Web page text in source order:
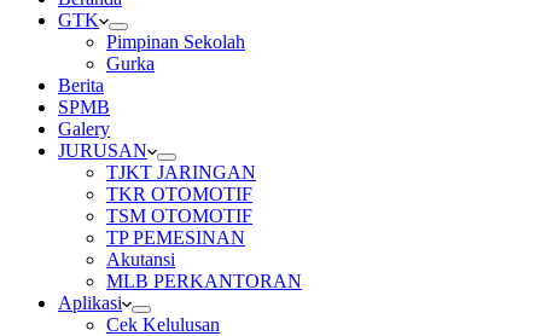
GTK
Pimpinan Sekolah
Gurka
Berita
SPMB
Galery
JURUSAN
TJKT JARINGAN
TKR OTOMOTIF
TSM OTOMOTIF
TP PEMESINAN
Akutansi
MLB PERKANTORAN
Aplikasi
Cek Kelulusan